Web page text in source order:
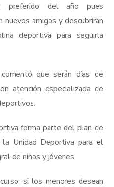
preferido del año pues
nuevos amigos y descubrirán
deportiva para seguirla
que serán días de
atención especializada de
forma parte del plan de
Unidad Deportiva para el
de niños y jóvenes.
si los menores desean
RESUMIR ESTA PÁGINA